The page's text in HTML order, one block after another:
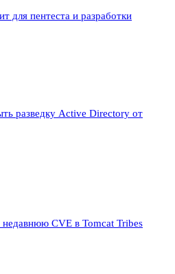
для пентеста и разработки
разведку Active Directory от
CVE в Tomcat Tribes